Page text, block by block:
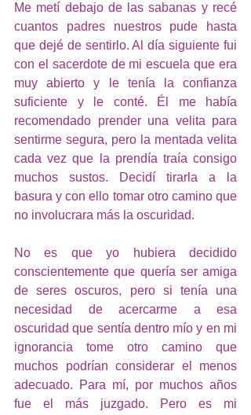
Me metí debajo de las sabanas y recé
cuantos padres nuestros pude hasta
que dejé de sentirlo. Al día siguiente fui
con el sacerdote de mi escuela que era
muy abierto y le tenía la confianza
suficiente y le conté. Él me había
recomendado prender una velita para
sentirme segura, pero la mentada velita
cada vez que la prendía traía consigo
muchos sustos. Decidí tirarla a la
basura y con ello tomar otro camino que
no involucrara más la oscuridad.
No es que yo hubiera decidido
conscientemente que quería ser amiga
de seres oscuros, pero si tenía una
necesidad de acercarme a esa
oscuridad que sentía dentro mío y en mi
ignorancia tome otro camino que
muchos podrían considerar el menos
adecuado. Para mí, por muchos años
fue el más juzgado. Pero es mi